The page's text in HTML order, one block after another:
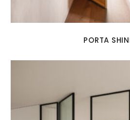
PORTA